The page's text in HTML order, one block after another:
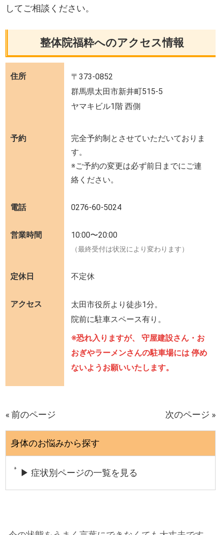
してご相談ください。
整体院福粋へのアクセス情報
住所
〒373-0852
群馬県太田市新井町515-5
ヤマキビル1階 西側
予約
完全予約制とさせていただいておりま
す。
※ご予約の変更は必ず前日までにご連
絡ください。
電話 0276-60-5024
営業時間 10:00〜20:00
（最終受付は状況により変わります）
定休日 不定休
アクセス
太田市役所より徒歩1分。
院前に駐車スペース有り。
※恐れ入りますが、 守屋建設さん・お
おぎやラーメンさんの駐車場には 停め
ないようお願いいたします。
« 前のページ 次のページ »
身体のお悩みから探す
▶ 症状別ページの一覧を見る